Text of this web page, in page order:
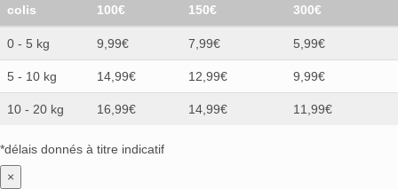
colis
100€
150€
300€
0 - 5 kg 9,99€ 7,99€ 5,99€
5 - 10 kg 14,99€ 12,99€ 9,99€
10 - 20 kg 16,99€ 14,99€ 11,99€
*délais donnés à titre indicatif
×